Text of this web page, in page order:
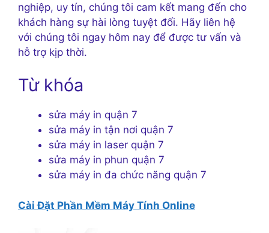
nghiệp, uy tín, chúng tôi cam kết mang đến cho
khách hàng sự hài lòng tuyệt đối. Hãy liên hệ
với chúng tôi ngay hôm nay để được tư vấn và
hỗ trợ kịp thời.
Từ khóa
sửa máy in quận 7
sửa máy in tận nơi quận 7
sửa máy in laser quận 7
sửa máy in phun quận 7
sửa máy in đa chức năng quận 7
Cài Đặt Phần Mềm Máy Tính Online